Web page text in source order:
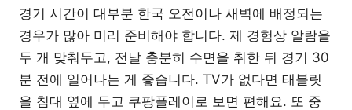
경기 시간이 대부분 한국 오전이나 새벽에 배정되는
경우가 많아 미리 준비해야 합니다. 제 경험상 알람을
두 개 맞춰두고, 전날 충분히 수면을 취한 뒤 경기 30
분 전에 일어나는 게 좋습니다. TV가 없다면 태블릿
을 침대 옆에 두고 쿠팡플레이로 보면 편해요. 또 중